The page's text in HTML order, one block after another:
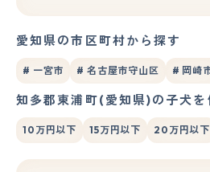
愛知県の市区町村から探す
# 一宮市 # 名古屋市守山区 # 岡崎
知多郡東浦町(愛知県)の子犬を
10万円以下 15万円以下 20万円以下